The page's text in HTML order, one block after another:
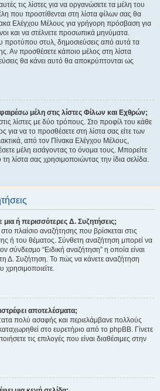
τις λίστες για να οργανώσετε τα μέλη του
που προστίθενται στη λίστα φίλων σας θα
Ελέγχου Μέλους για γρήγορη πρόσβαση για
και να στέλνετε προσωπικά μηνύματα.
προτύπου στυλ, δημοσιεύσεις από αυτά τα
Αν προσθέσετε κάποιο μέλος στη λίστα
θα κάνει αυτό θα αποκρύπτονται ως
μέλη στις λίστες Φίλων και Εχθρών;
λίστες με δύο τρόπους. Στο προφίλ του κάθε
για να το προσθέσετε στη λίστα σας είτε των
από τον Πίνακα Ελέγχου Μέλους,
μέλη εισάγοντας το όνομα τους. Μπορείτε
λίστα σας χρησιμοποιώντας την ίδια σελίδα.
ή περισσότερες Δ. Συζητήσεις;
πλαίσιο αναζήτησης που βρίσκεται στις
ή του θέματος. Σύνθετη αναζήτηση μπορεί να
σύνδεσμο “Ειδική αναζήτηση” η οποία είναι
Δ. Συζήτηση. Το πώς να κάνετε αναζήτηση
χρησιμοποιείτε.
αποτελέσματα;
πολύ ασαφής και περιελάμβανε πολλούς
στο ευρετήριο από το phpBB. Γίνετε
τις επιλογές που είναι διαθέσιμες στην